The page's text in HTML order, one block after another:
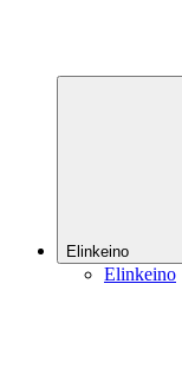
Elinkeino
Elinkeino